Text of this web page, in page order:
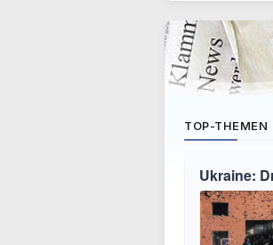
TOP-THEMEN
Ukraine: